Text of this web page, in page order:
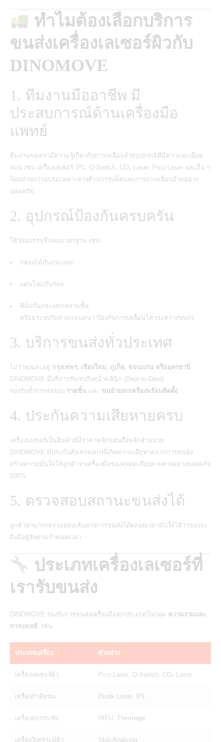
ทำไมต้องเลือกบริการ
ขนส่งเครื่องเลเซอร์ผิวกับ
DINOMOVE
1. ทีมงานมืออาชีพ มี
ประสบการณ์ด้านเครื่องมือ
แพทย์
ทีมงานของเรามีความรู้เกี่ยวกับการเคลื่อนย้ายอุปกรณ์ที่มีความละเอียด
อ่อน เช่น เครื่องเลเซอร์ IPL, Q-Switch, CO₂ Laser, Pico Laser และอื่น ๆ
โดยผ่านการอบรมเฉพาะทางด้านการแพ็คและการยกเคลื่อนย้ายอย่าง
ปลอดภัย
2. อุปกรณ์ป้องกันครบครัน
ใช้วัสดุบรรจุหีบห่อมาตรฐาน เช่น
กล่องไม้กันกระแทก
แผ่นโฟมกันรอย
ฟิล์มกันกระแทกหลายชั้น
พร้อมระบบรัดสายแน่นหนา ป้องกันการเคลื่อนไหวระหว่างขนส่ง
3. บริการขนส่งทั่วประเทศ
ไม่ว่าคุณจะอยู่ กรุงเทพฯ, เชียงใหม่, ภูเก็ต, ขอนแก่น หรืออุดรธานี
DINOMOVE มีบริการรับ-ส่งถึงหน้าคลินิก (Door to Door)
รองรับทั้งการส่งแบบ รายชิ้น และ ขนย้ายยกเครื่องพร้อมติดตั้ง
4. ประกันความเสียหายครบ
เครื่องเลเซอร์เป็นสินค้าที่มีราคาหลักแสนถึงหลักล้านบาท
DINOMOVE มีประกันคุ้มครองกรณีเกิดความเสียหายจากการขนส่ง
สร้างความมั่นใจให้ลูกค้าว่าเครื่องมือของคุณจะถึงปลายทางอย่างปลอดภัย
100%
5. ตรวจสอบสถานะขนส่งได้
ลูกค้าสามารถตรวจสอบเส้นทางการขนส่งได้ตลอดเวลามั่นใจได้ว่าของจะ
ถึงมือผู้รับตามกำหนดเวลา
ประเภทเครื่องเลเซอร์ที่
เรารับขนส่ง
DINOMOVE รองรับการขนส่งเครื่องมือทุกประเภทในกลุ่ม ความงามและ
การแพทย์ , เช่น
ประเภทเครื่อง ตัวอย่าง
เครื่องเลเซอร์ผิว Pico Laser, Q-Switch, CO₂ Laser
เครื่องกำจัดขน Diode Laser, IPL
เครื่องยกกระชับ HIFU, Thermage
เครื่องวิเคราะห์ผิว Skin Analyzer